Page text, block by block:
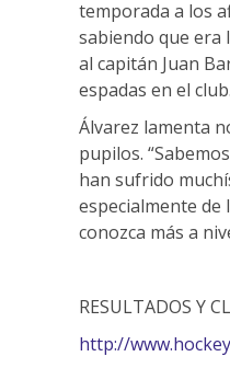
temporada a los
sabiendo que era
al capitán Juan
espadas en el club.
Álvarez lamenta
pupilos.
han sufrido
especialmente de
conozca más a
RESULTADOS Y
http://